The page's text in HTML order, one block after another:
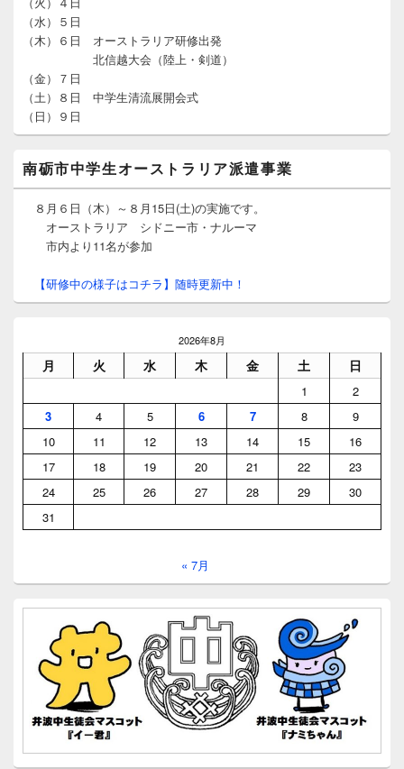
エ
リ
ア
（水）５日
（木）６日 オーストラリア研修出発
北信越大会（陸上・剣道）
（金）７日
（土）８日 中学生清流展開会式
（日）９日
南砺市中学生オーストラリア派遣事業
８月６日（木）～８月15日(土)の実施です。
オーストラリア シドニー市・ナルーマ
市内より11名が参加
【研修中の様子はコチラ】随時更新中！
2026年8月
月 火 水 木 金 土 日
1
2
3
4 5 6 7 8
9
10
11 12 13 14 15
16
17
18 19 20 21 22
23
24
25 26 27 28 29
30
31
« 7月